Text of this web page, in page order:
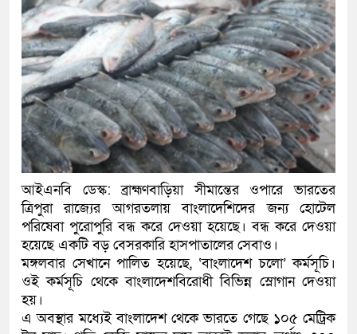
গাজীপুরে সাতজনকে হত্যার ঘটনায়
হারুনসহ ১০ জন
ঢাকার চারপাশে সচল হবে নৌপথ,
রাজধানীর দুই মেট্রো স্টেশনে
আদালতকে বলতে চাইলাম ফাঁসি
লতিফ সিদ্দিকী
নতুন মামলায় গ্রেফতার দেখানো
কলিমউল্লাহকে (ভিডিও)
আইএনবি ডেস্ক: ব্রাহ্মণবাড়িয়া সীমান্তের ওপারে ভারতের
ত্রিপুরা রাজ্যের আগরতলায় বাংলাদেশিদের জন্য হোটেল
পরিষেবা পুরোপুরি বন্ধ করে দেওয়া হয়েছে। বন্ধ করে দেওয়া
হয়েছে একটি বড় বেসরকারি হাসপাতালের সেবাও।
মঙ্গলবার সেখানে পালিত হয়েছে, ‘বাংলাদেশ চলো’ কর্মসূচি।
ওই কর্মসূচি থেকে বাংলাদেশবিরোধী বিভিন্ন স্লোগান দেওয়া
হয়।
এ অবস্থার মধ্যেই বাংলাদেশ থেকে ভারতে গেছে ১০৫ মেট্রিক